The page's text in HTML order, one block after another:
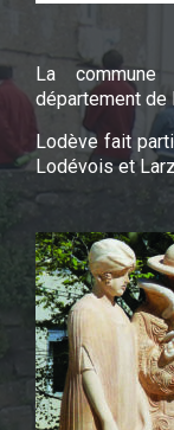
La
département de
Lodève fait
Lodévois et